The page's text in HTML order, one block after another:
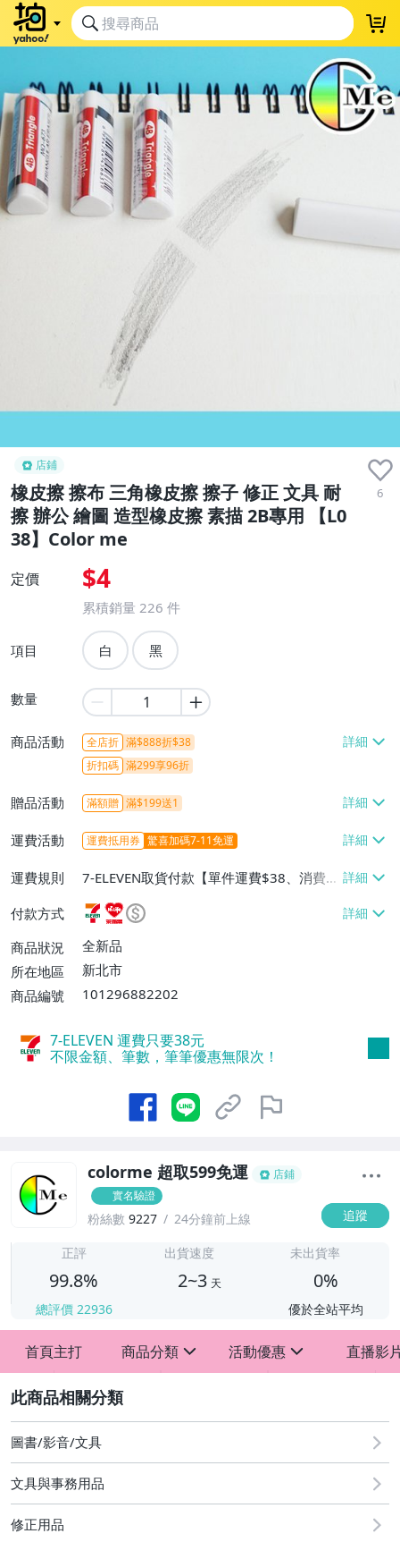
店鋪
橡皮擦 擦布 三角橡皮擦 擦子 修正 文具 耐
擦 辦公 繪圖 造型橡皮擦 素描 2B專用 【L0
38】Color me
6
定價 $4
累積銷量 226 件
項目 白 黑
數量
商品活動 全店折 滿$888折$38
折扣碼 滿299享96折
贈品活動 滿額贈 滿$199送1
運費活動 運費抵用券 驚喜加碼7-11免運
運費規則
7-ELEVEN取貨付款【單件運費$38、消費滿
$599免運費】、7-ELEVEN取貨不付款【單
件運費$38、消費滿$599免運費】、萊爾富
取貨付款【單件運費$60、消費滿$599免運
費】、宅配/貨運【單件運費$100、消費滿
付款方式
商品狀況
全新品
所在地區
新北市
商品編號
101296882202
7-ELEVEN 運費只要38元
不限金額、筆數，筆筆優惠無限次！
colorme 超取599免運
店鋪
實名驗證
粉絲數 9227 24分鐘前上線 追蹤
正評
99.8%
總評價 22936
出貨速度
2~3 天
未出貨率
0%
優於全站平均
首頁主打 商品分類 活動優惠
歡慶88節
[專區] A5 A6手帳活頁收納正流行 開學用品區
直播影
圖書/影音/文具
文具與事務用品
修正用品